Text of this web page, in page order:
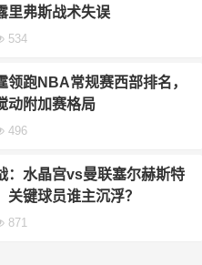
里弗斯战术失误
534
领跑NBA常规赛西部排名，
动附加赛格局
496
：水晶宫vs曼联塞尔赫斯特
关键球员谁主沉浮？
871